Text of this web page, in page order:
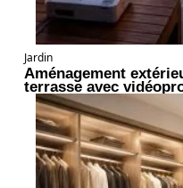
Jardin
Aménagement
terrasse avec